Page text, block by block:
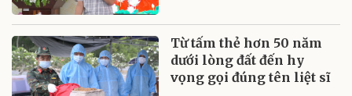
Từ tấm thẻ hơn 50 năm
dưới lòng đất đến hy
vọng gọi đúng tên liệt sĩ